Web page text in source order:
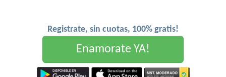
Registrate, sin cuotas, 100% gratis!
Enamorate YA!